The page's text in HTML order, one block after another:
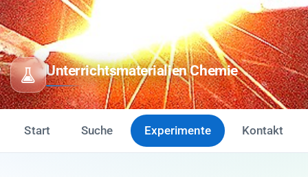
Unterrichtsmaterialien Chemie
Start Suche Experimente Kontakt